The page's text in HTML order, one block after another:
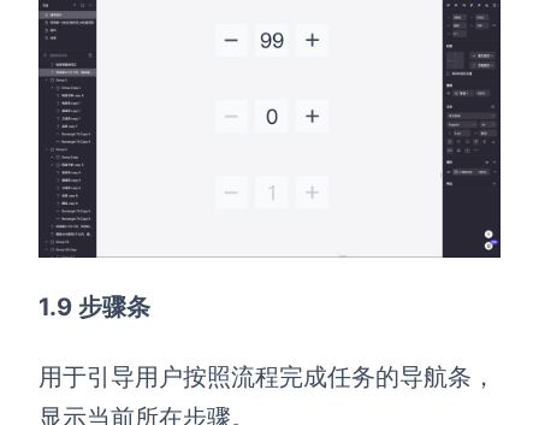
1.9 步骤条
用于引导用户按照流程完成任务的导航条，
显示当前所在步骤。